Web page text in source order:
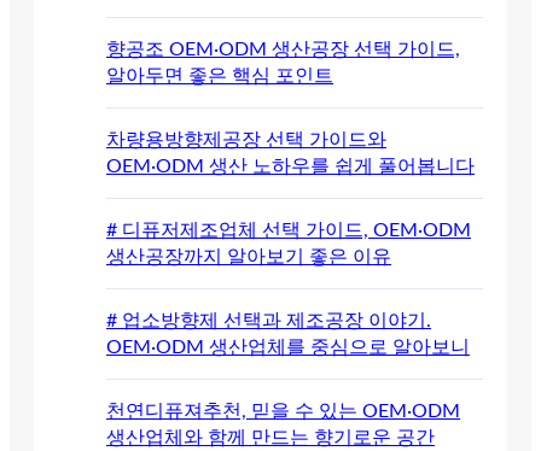
향공조 OEM·ODM 생산공장 선택 가이드,
알아두면 좋은 핵심 포인트
차량용방향제공장 선택 가이드와
OEM·ODM 생산 노하우를 쉽게 풀어봅니다
# 디퓨저제조업체 선택 가이드, OEM·ODM
생산공장까지 알아보기 좋은 이유
# 업소방향제 선택과 제조공장 이야기.
OEM·ODM 생산업체를 중심으로 알아보니
천연디퓨져추천, 믿을 수 있는 OEM·ODM
생산업체와 함께 만드는 향기로운 공간